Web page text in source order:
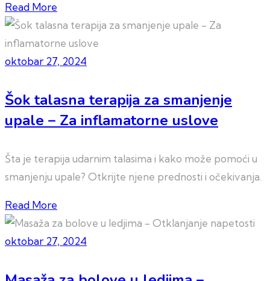
Read More
oktobar 27, 2024
Šok talasna terapija za smanjenje
upale – Za inflamatorne uslove
Šta je terapija udarnim talasima i kako može pomoći u
smanjenju upale? Otkrijte njene prednosti i očekivanja.
Read More
oktobar 27, 2024